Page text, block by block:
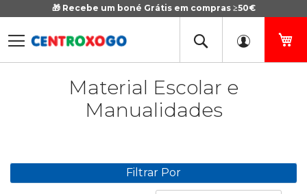
🎁 Recebe um boné Grátis em compras ≥50€
Ir
Conteúdo
Material Escolar e
Manualidades
Filtrar Por